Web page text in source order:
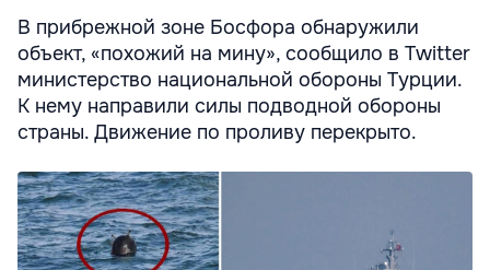
В прибрежной зоне Босфора обнаружили
объект, «похожий на мину», сообщило в Twitter
министерство национальной обороны Турции.
К нему направили силы подводной обороны
страны. Движение по проливу перекрыто.